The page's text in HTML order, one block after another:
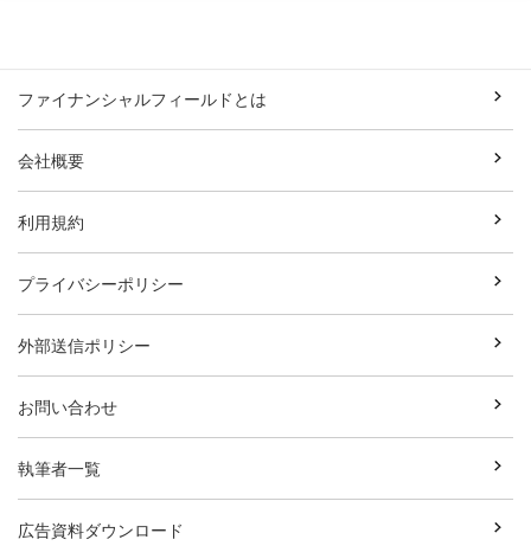
ファイナンシャルフィールドとは
会社概要
利用規約
プライバシーポリシー
外部送信ポリシー
お問い合わせ
執筆者一覧
広告資料ダウンロード